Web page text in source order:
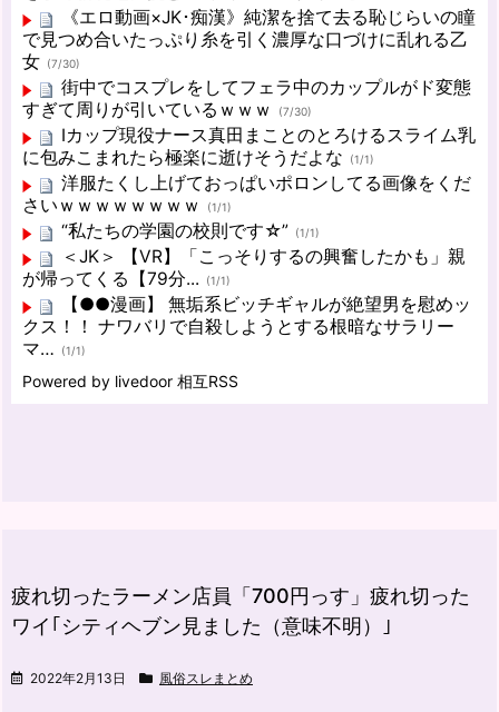
《エロ動画×JK･痴漢》純潔を捨て去る恥じらいの瞳
で見つめ合いたっぷり糸を引く濃厚な口づけに乱れる乙
女 (7/30)
街中でコスプレをしてフェラ中のカップルがド変態
すぎて周りが引いているｗｗｗ
(7/30)
Iカップ現役ナース真田まことのとろけるスライム乳
に包みこまれたら極楽に逝けそうだよな
(1/1)
洋服たくし上げておっぱいポロンしてる画像をくだ
さいｗｗｗｗｗｗｗｗ
(1/1)
“私たちの学園の校則です☆” (1/1)
＜JK＞ 【VR】「こっそりするの興奮したかも」親
が帰ってくる【79分...
(1/1)
【●●漫画】 無垢系ビッチギャルが絶望男を慰めッ
クス！！ ナワバリで自殺しようとする根暗なサラリー
マ…
(1/1)
Powered by livedoor 相互RSS
疲れ切ったラーメン店員「700円っす」疲れ切った
ワイ｢シティヘブン見ました（意味不明）｣
2022年2月13日 風俗スレまとめ